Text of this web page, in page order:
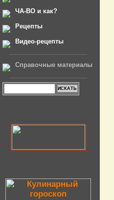
ЧА-ВО и как?
Рецепты
Видео-рецепты
Справочные материалы